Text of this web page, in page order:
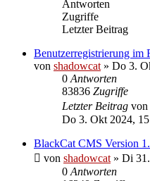
Antworten
Zugriffe
Letzter Beitrag
Benutzerregistrierung im
von shadowcat » Do 3.
0 Antworten
83836 Zugriffe
Letzter Beitrag von
Do 3. Okt 2024,
BlackCat CMS Version
von shadowcat » Di
0 Antworten